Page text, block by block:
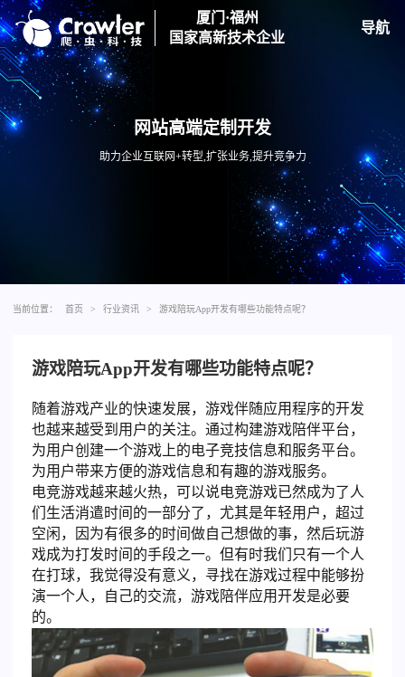
厦门·福州
国家高新技术企业
导航
网站高端定制开发
助力企业互联网+转型,扩张业务,提升竞争力
当前位置： 首页 > 行业资讯 > 游戏陪玩App开发有哪些功能特点呢？
游戏陪玩App开发有哪些功能特点呢？
随着游戏产业的快速发展，游戏伴随应用程序的开发
也越来越受到用户的关注。通过构建游戏陪伴平台，
为用户创建一个游戏上的电子竞技信息和服务平台。
为用户带来方便的游戏信息和有趣的游戏服务。
电竞游戏越来越火热，可以说电竞游戏已然成为了人
们生活消遣时间的一部分了，尤其是年轻用户，超过
空闲，因为有很多的时间做自己想做的事，然后玩游
戏成为打发时间的手段之一。但有时我们只有一个人
在打球，我觉得没有意义，寻找在游戏过程中能够扮
演一个人，自己的交流，游戏陪伴应用开发是必要
的。